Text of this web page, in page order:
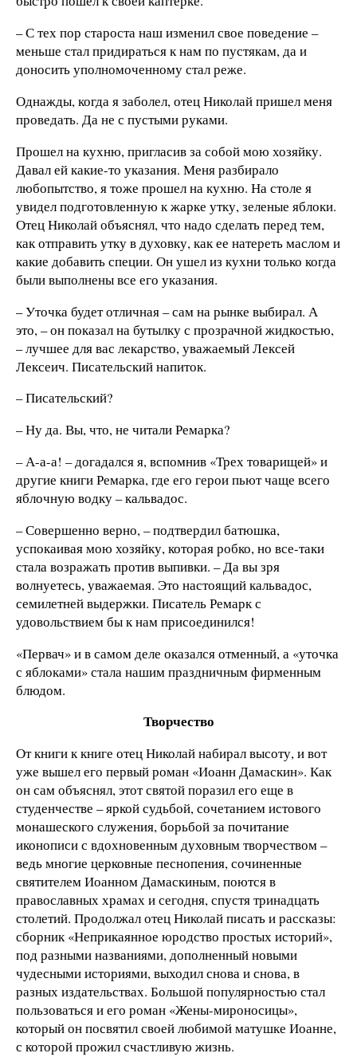
– С тех пор староста наш изменил свое поведение –
меньше стал придираться к нам по пустякам, да и
доносить уполномоченному стал реже.
Однажды, когда я заболел, отец Николай пришел меня
проведать. Да не с пустыми руками.
Прошел на кухню, пригласив за собой мою хозяйку.
Давал ей какие-то указания. Меня разбирало
любопытство, я тоже прошел на кухню. На столе я
увидел подготовленную к жарке утку, зеленые яблоки.
Отец Николай объяснял, что надо сделать перед тем,
как отправить утку в духовку, как ее натереть маслом и
какие добавить специи. Он ушел из кухни только когда
были выполнены все его указания.
– Уточка будет отличная – сам на рынке выбирал. А
это, – он показал на бутылку с прозрачной жидкостью,
– лучшее для вас лекарство, уважаемый Лексей
Лексеич. Писательский напиток.
– Писательский?
– Ну да. Вы, что, не читали Ремарка?
– А-а-а! – догадался я, вспомнив «Трех товарищей» и
другие книги Ремарка, где его герои пьют чаще всего
яблочную водку – кальвадос.
– Совершенно верно, – подтвердил батюшка,
успокаивая мою хозяйку, которая робко, но все-таки
стала возражать против выпивки. – Да вы зря
волнуетесь, уважаемая. Это настоящий кальвадос,
семилетней выдержки. Писатель Ремарк с
удовольствием бы к нам присоединился!
«Первач» и в самом деле оказался отменный, а «уточка
с яблоками» стала нашим праздничным фирменным
блюдом.
Творчество
От книги к книге отец Николай набирал высоту, и вот
уже вышел его первый роман «Иоанн Дамаскин». Как
он сам объяснял, этот святой поразил его еще в
студенчестве – яркой судьбой, сочетанием истового
монашеского служения, борьбой за почитание
иконописи с вдохновенным духовным творчеством –
ведь многие церковные песнопения, сочиненные
святителем Иоанном Дамаскиным, поются в
православных храмах и сегодня, спустя тринадцать
столетий. Продолжал отец Николай писать и рассказы:
сборник «Неприкаянное юродство простых историй»,
под разными названиями, дополненный новыми
чудесными историями, выходил снова и снова, в
разных издательствах. Большой популярностью стал
пользоваться и его роман «Жены-мироносицы»,
который он посвятил своей любимой матушке Иоанне,
с которой прожил счастливую жизнь.